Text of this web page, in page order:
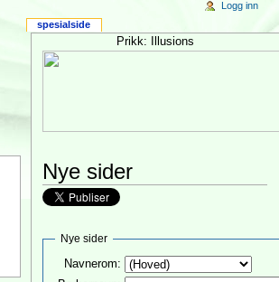
Prikk: Illusions
Nye sider
Nye sider
Navnerom:
spesialside
Logg inn